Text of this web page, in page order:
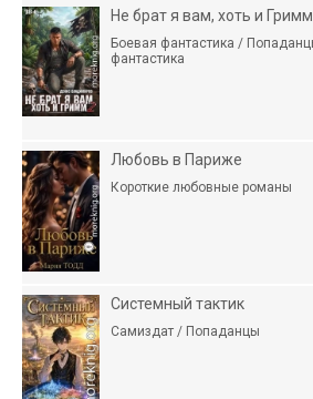
Не брат я вам, хоть и Гримм.
Боевая фантастика /
фантастика
Любовь в Париже
Короткие любовные романы
Системный тактик
Самиздат / Попаданцы